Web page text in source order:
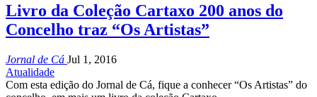
Livro da Coleção Cartaxo 200 anos do
Concelho traz “Os Artistas”
Jornal de Cá Jul 1, 2016
Atualidade
Com esta edição do Jornal de Cá, fique a conhecer “Os Artistas” do